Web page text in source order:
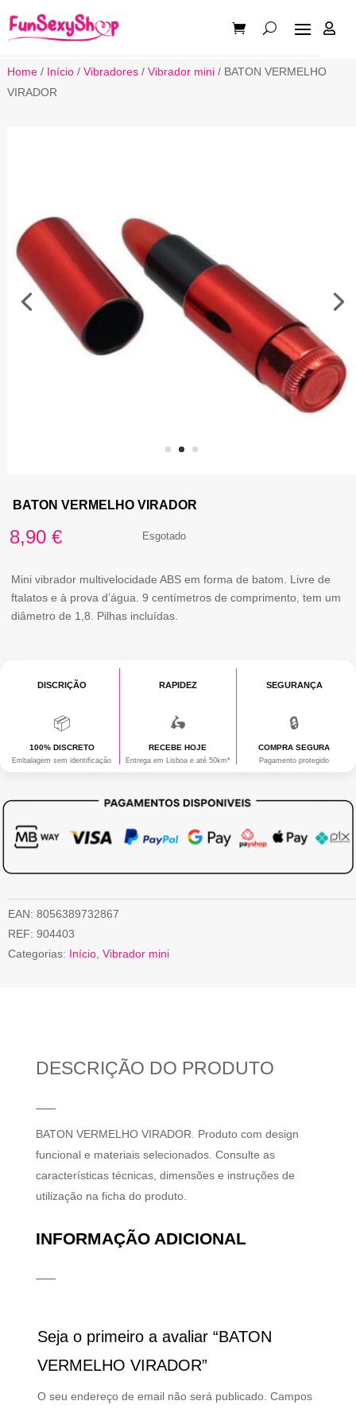

Home/ Início/ Vibradores/ Vibrador mini/ BATON VERMELHO
VIRADOR
BATON VERMELHO VIRADOR
8,90 € Esgotado
Mini vibrador multivelocidade ABS em forma de batom. Livre de
ftalatos e à prova d’água. 9 centímetros de comprimento, tem um
diâmetro de 1,8. Pilhas incluídas.
DISCRIÇÃO
📦
100% DISCRETO
Embalagem sem identificação
RAPIDEZ
🛵
RECEBE HOJE
Entrega em Lisboa e até 50km*
SEGURANÇA
🔒
COMPRA SEGURA
Pagamento protegido
EAN: 8056389732867
REF: 904403
Categorias: Início Vibrador mini
DESCRIÇÃO DO PRODUTO
BATON VERMELHO VIRADOR. Produto com design
funcional e materiais selecionados. Consulte as
características técnicas, dimensões e instruções de
utilização na ficha do produto.
INFORMAÇÃO ADICIONAL
Seja o primeiro a avaliar “BATON
VERMELHO VIRADOR”
O seu endereço de email não será publicado. Campos